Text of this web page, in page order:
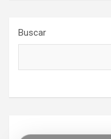
Buscar